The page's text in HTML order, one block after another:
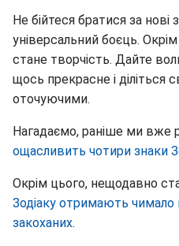
Не бійтеся братися за
універсальний боєць.
стане творчість. Дайте
щось прекрасне і діліться
оточуючими.
Нагадаємо, раніше ми вже
ощасливить чотири знаки
Окрім цього, нещодавно
Зодіаку отримають чимало
закоханих.